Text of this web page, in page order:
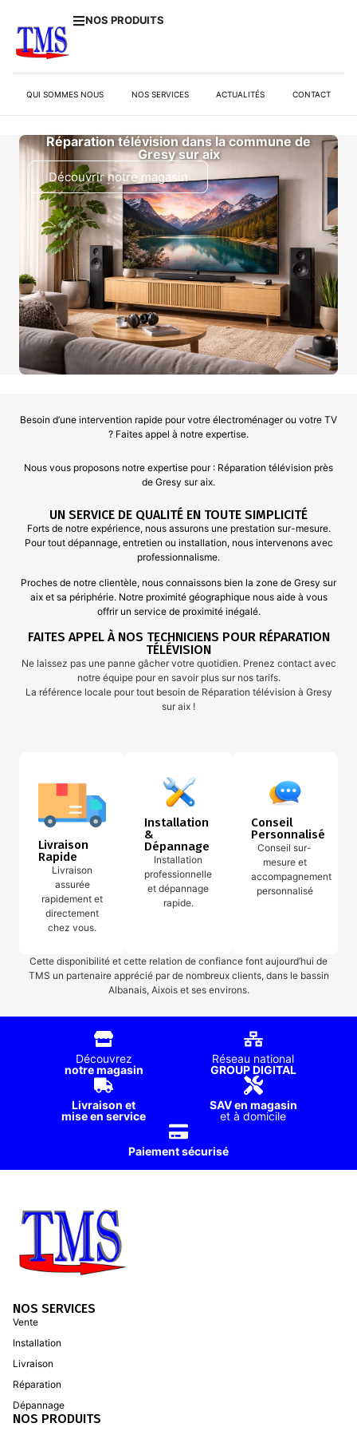
NOS PRODUITS
QUI SOMMES NOUS NOS SERVICES ACTUALITÉS CONTACT
Réparation télévision dans la commune de
Gresy sur aix
Découvrir notre magasin
Besoin d’une intervention rapide pour votre électroménager ou votre TV
? Faites appel à notre expertise.
Nous vous proposons notre expertise pour : Réparation télévision près
de Gresy sur aix.
UN SERVICE DE QUALITÉ EN TOUTE SIMPLICITÉ
Forts de notre expérience, nousassurons une prestation sur-mesure.
Pour tout dépannage, entretien ou installation, nous intervenons avec
professionnalisme.
Proches de notre clientèle, nous connaissons bien la zone de Gresy sur
aix et sa périphérie. Notre proximité géographique nous aide à vous
offrir un service de proximité inégalé.
FAITES APPEL À NOS TECHNICIENS POUR RÉPARATION
TÉLÉVISION
Ne laissez pas une panne gâcher votre quotidien. Prenez contact avec
notre équipe pour en savoir plus sur nos tarifs.
La référence locale pour tout besoin de Réparation télévision à Gresy
sur aix !
Livraison
Rapide
Livraison
assurée
rapidement et
directement
chez vous.
Installation
&
Dépannage
Installation
professionnelle
et dépannage
rapide.
Conseil
Personnalisé
Conseil sur-
mesure et
accompagnement
personnalisé
Cette disponibilité et cette relation de confiance font aujourd’hui de
TMS un partenaire apprécié par de nombreux clients, dans le bassin
Albanais, Aixois et ses environs.
Découvrez
notre magasin
Réseau national
GROUP DIGITAL
Livraison et
mise en service
SAV en magasin
et à domicile
Paiement sécurisé
NOS SERVICES
Vente
Installation
Livraison
Réparation
Dépannage
NOS PRODUITS